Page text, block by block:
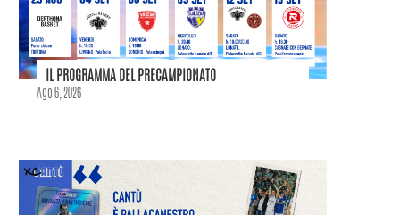
IL PROGRAMMA DEL PRECAMPIONATO
Ago 6, 2026